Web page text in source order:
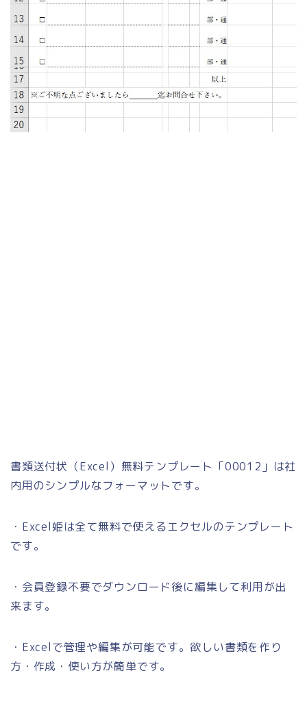
書類送付状（Excel）無料テンプレート「00012」は社
内用のシンプルなフォーマットです。
・Excel姫は全て無料で使えるエクセルのテンプレート
です。
・会員登録不要でダウンロード後に編集して利用が出
来ます。
・Excelで管理や編集が可能です。欲しい書類を作り
方・作成・使い方が簡単です。